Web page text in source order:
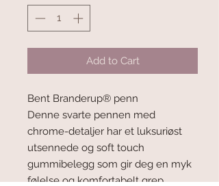
Add to Cart
Bent Branderup® penn
Denne svarte pennen med
chrome-detaljer har et luksuriøst
utsennede og soft touch
gummibelegg som gir deg en myk
følelse og komfortabelt grep.